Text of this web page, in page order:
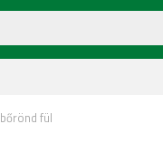
bőrönd fül